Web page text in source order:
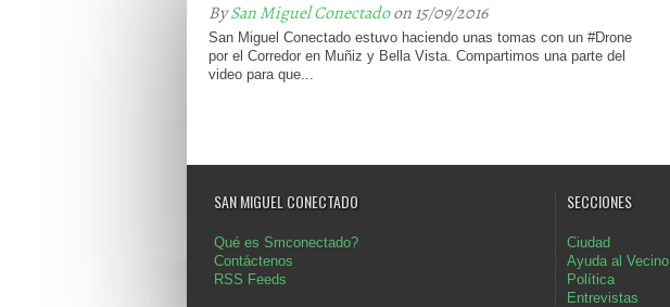
BySan Miguel Conectadoon 15/09/2016
San Miguel Conectado estuvo haciendo unas tomas con un #Drone
por el Corredor en Muñiz y Bella Vista. Compartimos una parte del
video para que...
SAN MIGUEL CONECTADO
Qué es Smconectado?
Contáctenos
RSS Feeds
SECCIONES
Ciudad
Ayuda al Vecino
Política
Entrevistas